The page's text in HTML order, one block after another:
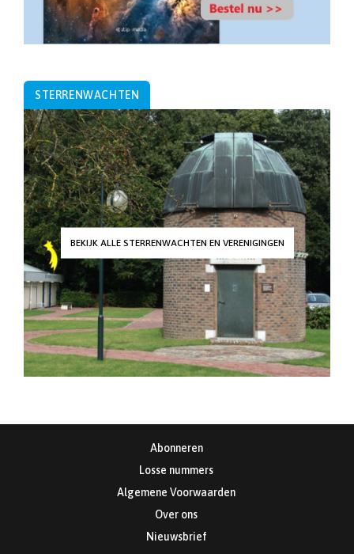
STERRENWACHTEN
BEKIJK ALLE STERRENWACHTEN EN VERENIGINGEN
Abonneren
Losse nummers
Algemene Voorwaarden
Over ons
Nieuwsbrief